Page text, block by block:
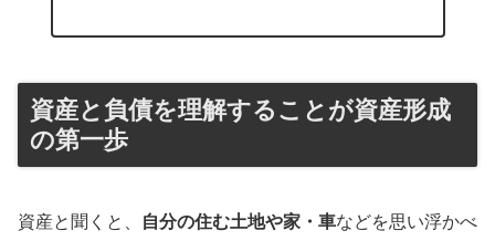
資産と負債を理解することが資産形成
の第一歩
資産と聞くと、 自分の住む土地や家・車などを思い浮かべ